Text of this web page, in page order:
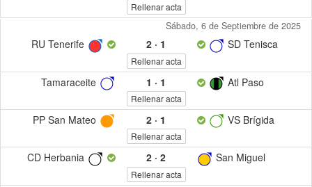
Rellenar acta
Sábado, 6 de Septiembre de 2025
RU Tenerife 2· 1 SD Tenisca
Rellenar acta
Tamaraceite 1 · 1 Atl Paso
Rellenar acta
PP San Mateo 2· 1 VS Brígida
Rellenar acta
CD Herbania 2· 2 San Miguel
Rellenar acta